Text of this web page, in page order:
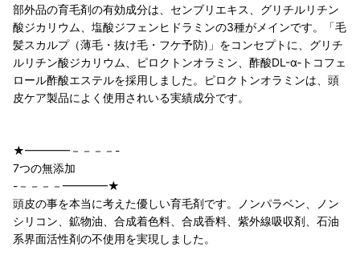
部外品の育毛剤の有効成分は、センブリエキス、グリチルリチン
酸ジカリウム、塩酸ジフェンヒドラミンの3種がメインです。「毛
髪スカルプ（薄毛・抜け毛・フケ予防)」をコンセプトに、グリチ
ルリチン酸ジカリウム、ピロクトンオラミン、酢酸DL-α‐トコフェ
ロール酢酸エステルを採用しました。ピロクトンオラミンは、頭
皮ケア製品によく使用されいる実績成分です。
★━━━━－－－－-
7つの無添加
-－－－－━━━━★
頭皮の事を本当に考えた優しい育毛剤です。ノンパラベン、ノン
シリコン、鉱物油、合成着色料、合成香料、紫外線吸収剤、石油
系界面活性剤の不使用を実現しました。